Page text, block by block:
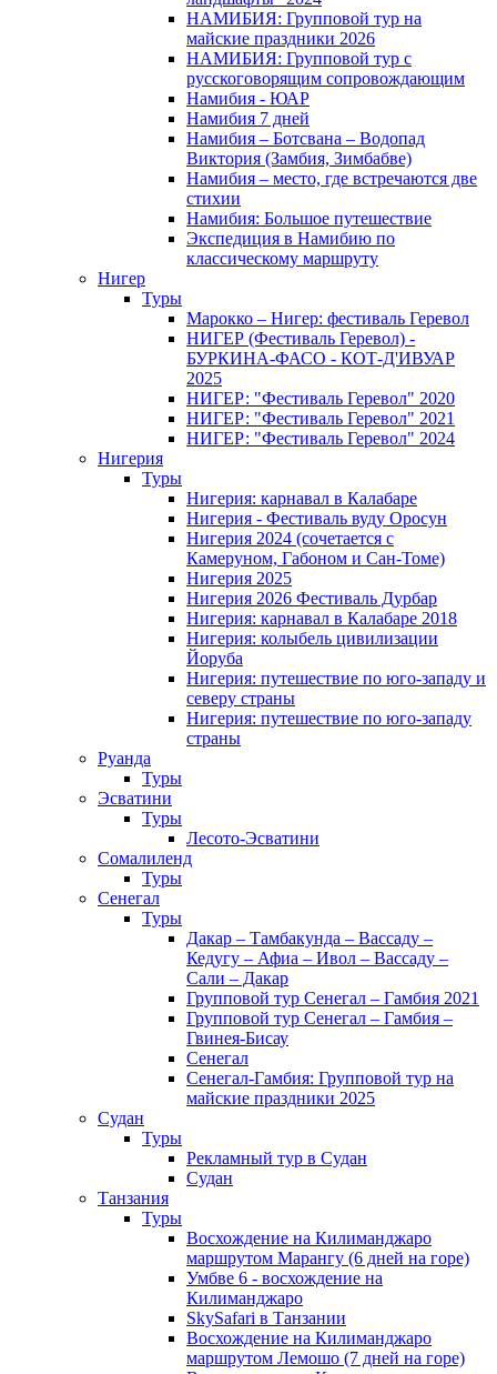
НАМИБИЯ: Групповой тур на
майские праздники 2026
НАМИБИЯ: Групповой тур с
русскоговорящим сопровождающим
Намибия - ЮАР
Намибия 7 дней
Намибия – Ботсвана – Водопад
Виктория (Замбия, Зимбабве)
Намибия – место, где встречаются две
стихии
Намибия: Большое путешествие
Экспедиция в Намибию по
классическому маршруту
Нигер
Туры
Марокко – Нигер: фестиваль Геревол
НИГЕР (Фестиваль Геревол) -
БУРКИНА-ФАСО - КОТ-Д'ИВУАР
2025
НИГЕР: "Фестиваль Геревол" 2020
НИГЕР: "Фестиваль Геревол" 2021
НИГЕР: "Фестиваль Геревол" 2024
Нигерия
Туры
Нигерия: карнавал в Калабаре
Нигерия - Фестиваль вуду Оросун
Нигерия 2024 (сочетается с
Камеруном, Габоном и Сан-Томе)
Нигерия 2025
Нигерия 2026 Фестиваль Дурбар
Нигерия: карнавал в Калабаре 2018
Нигерия: колыбель цивилизации
Йоруба
Нигерия: путешествие по юго-западу и
северу страны
Нигерия: путешествие по юго-западу
страны
Руанда
Туры
Эсватини
Туры
Лесото-Эсватини
Сомалиленд
Туры
Сенегал
Туры
Дакар – Тамбакунда – Вассаду –
Кедугу – Афиа – Ивол – Вассаду –
Сали – Дакар
Групповой тур Сенегал – Гамбия 2021
Групповой тур Сенегал – Гамбия –
Гвинея-Бисау
Сенегал
Сенегал-Гамбия: Групповой тур на
майские праздники 2025
Судан
Туры
Рекламный тур в Cудан
Cудан
Танзания
Туры
Восхождение на Килиманджаро
маршрутом Марангу (6 дней на горе)
Умбве 6 - восхождение на
Килиманджаро
SkySafari в Танзании
Восхождение на Килиманджаро
маршрутом Лемошо (7 дней на горе)